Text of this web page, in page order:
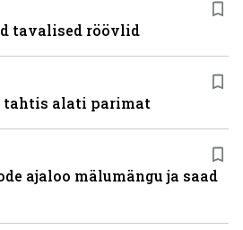
tavalised röövlid
alati parimat
ajaloo mälumängu ja saad